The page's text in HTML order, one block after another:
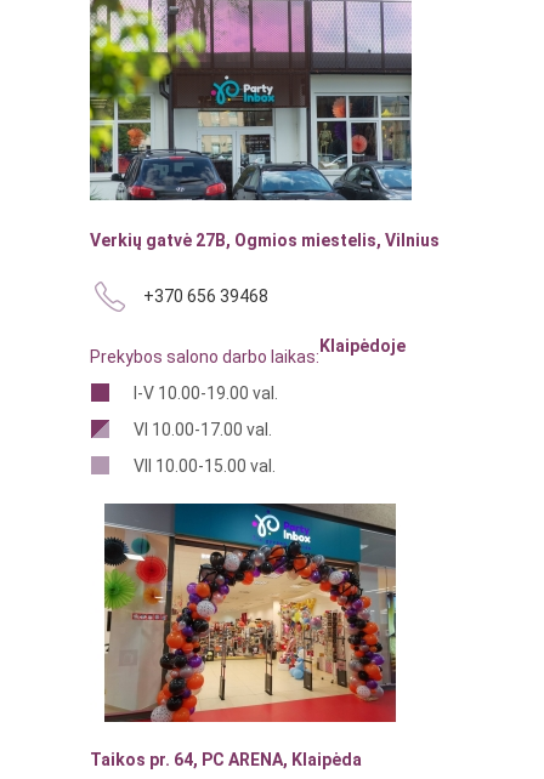
Verkių gatvė 27B, Ogmios miestelis, Vilnius
+370 656 39468
Prekybos salono darbo laikas:
I-V 10.00-19.00 val.
VI 10.00-17.00 val.
VII 10.00-15.00 val.
Klaipėdoje
Taikos pr. 64, PC ARENA, Klaipėda